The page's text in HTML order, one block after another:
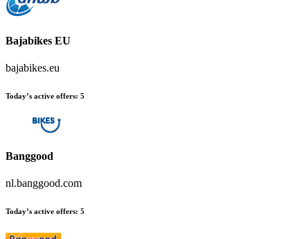
Bajabikes EU
bajabikes.eu
Today’s active offers: 5
Banggood
nl.banggood.com
Today’s active offers: 5